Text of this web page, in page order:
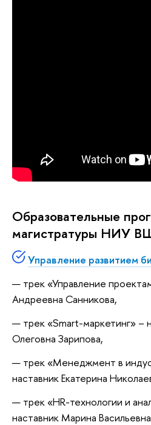
Образовательные
магистратуры НИУ
Управление развитием
трек «Управление
Андреевна Санникова,
трек «Smart-маркетинг» –
Олеговна Зарипова,
трек «Менеджмент в
наставник Екатерина
трек «HR-технологии и
наставник Марина